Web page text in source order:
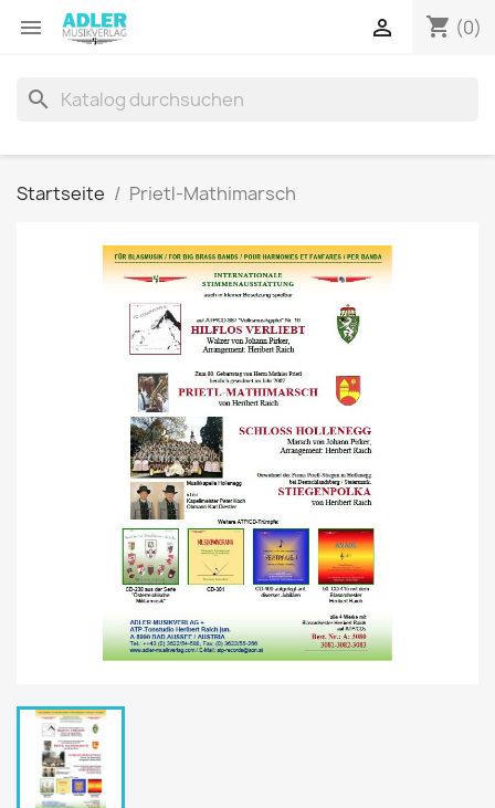
 shopping_cart (0)

search
Startseite Prietl-Mathimarsch